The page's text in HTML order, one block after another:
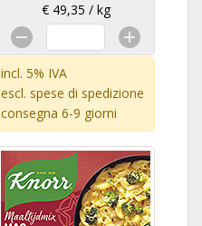
€ 49,35 / kg
incl. 5% IVA
escl. spese di spedizione
consegna 6-9 giorni